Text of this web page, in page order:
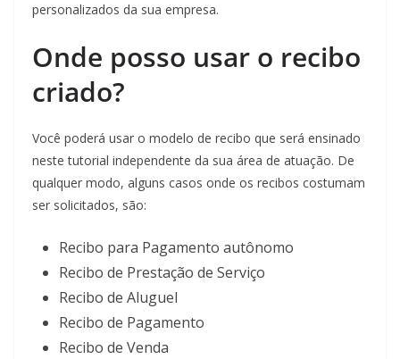
personalizados da sua empresa.
Onde posso usar o recibo
criado?
Você poderá usar o modelo de recibo que será ensinado
neste tutorial independente da sua área de atuação. De
qualquer modo, alguns casos onde os recibos costumam
ser solicitados, são:
Recibo para Pagamento autônomo
Recibo de Prestação de Serviço
Recibo de Aluguel
Recibo de Pagamento
Recibo de Venda